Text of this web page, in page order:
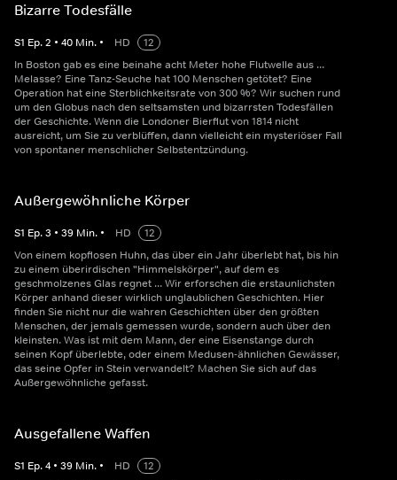
Bizarre Todesfälle
S1 Ep.2 • 40 Min. • HD
12
In Boston gab es eine beinahe acht Meter hohe Flutwelle aus ...
Melasse? Eine Tanz-Seuche hat 100 Menschen getötet? Eine
Operation hat eine Sterblichkeitsrate von 300 %? Wir suchen rund
um den Globus nach den seltsamsten und bizarrsten Todesfällen
der Geschichte. Wenn die Londoner Bierflut von 1814 nicht
ausreicht, um Sie zu verblüffen, dann vielleicht ein mysteriöser Fall
von spontaner menschlicher Selbstentzündung.
Außergewöhnliche Körper
S1 Ep.3 • 39 Min. • HD
12
Von einem kopflosen Huhn, das über ein Jahr überlebt hat, bis hin
zu einem überirdischen "Himmelskörper", auf dem es
geschmolzenes Glas regnet ... Wir erforschen die erstaunlichsten
Körper anhand dieser wirklich unglaublichen Geschichten. Hier
finden Sie nicht nur die wahren Geschichten über den größten
Menschen, der jemals gemessen wurde, sondern auch über den
kleinsten. Was ist mit dem Mann, der eine Eisenstange durch
seinen Kopf überlebte, oder einem Medusen-ähnlichen Gewässer,
das seine Opfer in Stein verwandelt? Machen Sie sich auf das
Außergewöhnliche gefasst.
Ausgefallene Waffen
S1 Ep.4 • 39 Min. • HD
12